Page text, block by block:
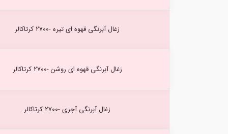
زغال آبرنگی قهوه ای تیره -۲۷۰۰ کرتاکالر
زغال آبرنگی قهوه ای روشن -۲۷۰۰ کرتاکالر
زغال آبرنگی آجری -۲۷۰۰ کرتاکالر